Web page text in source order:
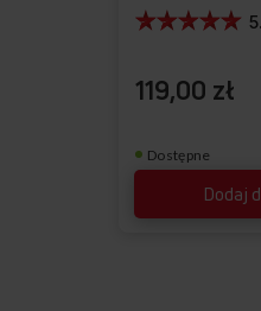
Dostępne
Dodaj
119,00 zł